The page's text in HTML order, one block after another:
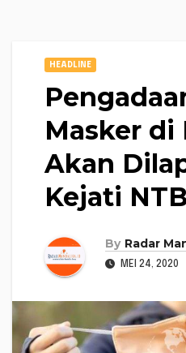
HEADLINE
Masker di
Akan
Kejati NTB
By Radar
MEI 24, 2020